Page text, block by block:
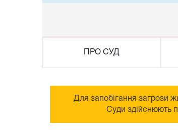
ПРО СУД
Для запобігання загрози
Суди здійснюють